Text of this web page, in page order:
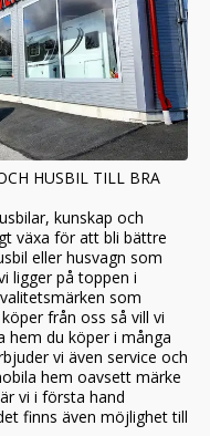
HUSBIL TILL BRA
kunskap och
växa för att bli bättre
eller husvagn som
ligger på toppen i
som
från oss så vill vi
hem du köper i många
vi även service och
hem oavsett märke
vi i första hand
finns även möjlighet till